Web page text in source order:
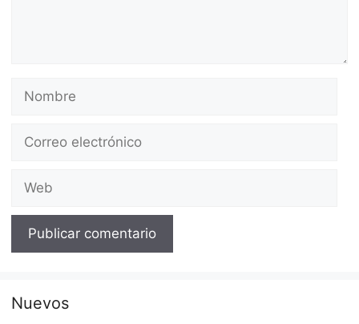
Nombre
Correo
Web
Nuevos